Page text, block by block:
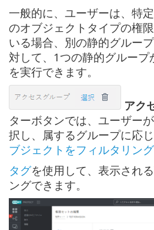
一般的に、ユーザーは、特
のオブジェクトタイプの権
いる場合、別の静的グルー
対して、1つの静的グループ
を実行できます。
アク
ターボタンでは、ユーザー
択し、属するグループに応じ
ブジェクトをフィルタリング
タグを使用して、表示され
ングできます。